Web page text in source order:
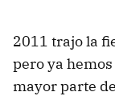
2011 trajo la
pero ya
mayor parte